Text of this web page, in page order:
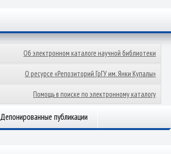
Об электронном каталоге научной библиотеки
О ресурсе «Репозиторий ГрГУ им. Янки Купалы»
Помощь в поиске по электронному каталогу
Депонированные публикации